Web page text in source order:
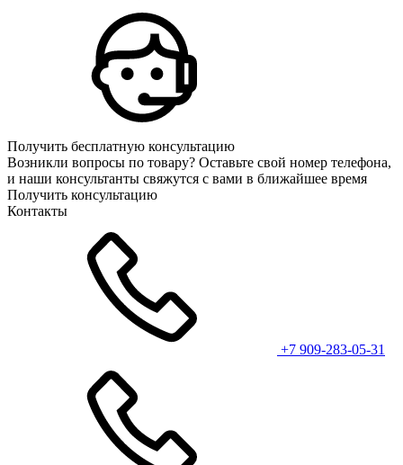
Получить бесплатную консультацию
Возникли вопросы по товару? Оставьте свой номер телефона,
и наши консультанты свяжутся с вами в ближайшее время
Получить консультацию
Контакты
+7 909-283-05-31